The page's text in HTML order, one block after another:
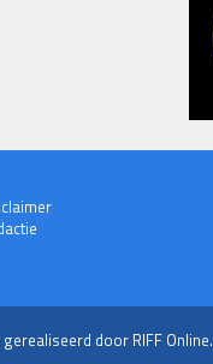
door RIFF Online.